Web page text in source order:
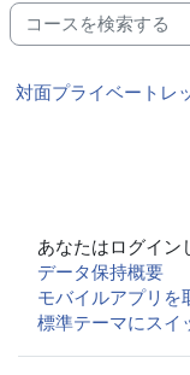
コースを検索する
対面プライベートレ
あなたはログイン
データ保持概要
モバイルアプリを
標準テーマにスイ